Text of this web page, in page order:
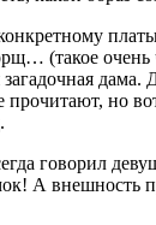
(такое
но
говорил
А